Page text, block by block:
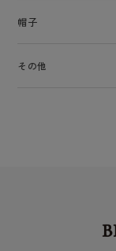
帽子
その他